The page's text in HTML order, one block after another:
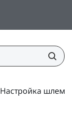
Настройка шлема